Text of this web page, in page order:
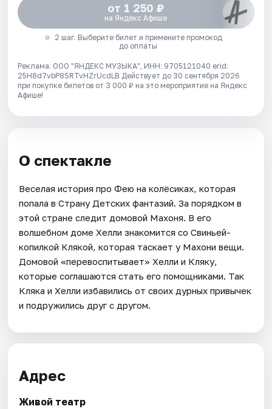
от 1 250 ₽
на Яндекс Афише
2 шаг. Выберите билет и примените промокод
до оплаты
Реклама. ООО "ЯНДЕКС МУЗЫКА", ИНН: 9705121040 erid:
25H8d7vbP8SRTvHZrUcdLB Действует до 30 сентября 2026
при покупке билетов от 3 000 ₽ на это мероприятие на Яндекс
Афише!
О спектакле
Веселая история про Фею на колёсиках, которая
попала в Страну Детских фантазий. За порядком в
этой стране следит домовой Махоня. В его
волшебном доме Хелли знакомится со Свиньей-
копилкой Клякой, которая таскает у Махони вещи.
Домовой «перевоспитывает» Хелли и Кляку,
которые соглашаются стать его помощниками. Так
Кляка и Хелли избавились от своих дурных привычек
и подружились друг с другом.
Адрес
Живой театр